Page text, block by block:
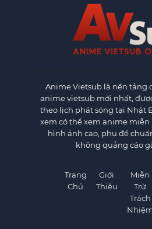
Anime Vietsub là nền tảng
anime vietsub mới nhất,
theo lịch phát sóng tại Nhật
xem có thể xem anime
hình ảnh cao, phụ đề
không quảng cáo
Trang
Chủ
Giới
Thiệu
Miễn
Trừ
Trách